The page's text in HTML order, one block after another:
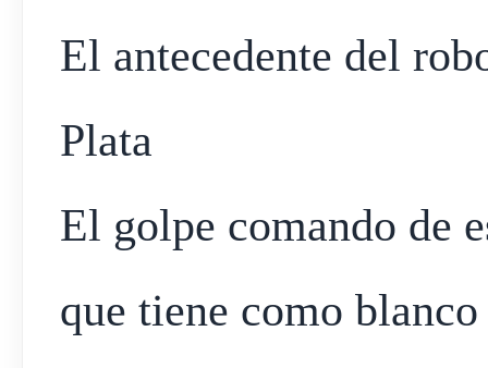
El antecedente del
Plata
El golpe comando de
que tiene como